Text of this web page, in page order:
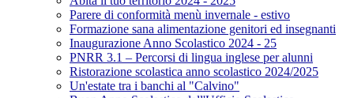
Parere di conformità menù invernale - estivo
Formazione sana alimentazione genitori ed insegnanti
Inaugurazione Anno Scolastico 2024 - 25
PNRR 3.1 – Percorsi di lingua inglese per alunni
Ristorazione scolastica anno scolastico 2024/2025
Un'estate tra i banchi al "Calvino"